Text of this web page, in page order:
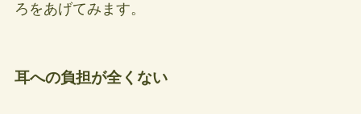
ろをあげてみます。
耳への負担が全くない